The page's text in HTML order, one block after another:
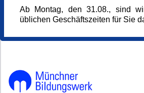
148336*148336-7424-260507-133728.jpg
Ab Montag, den 31.08., sind
üblichen Geschäftszeiten für Sie